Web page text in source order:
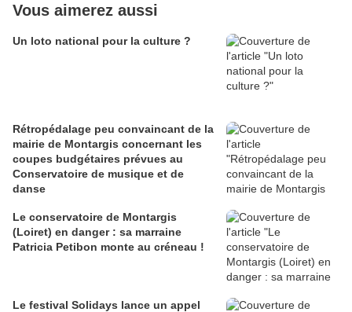
Vous aimerez aussi
Un loto national pour la culture ?
Rétropédalage peu convaincant de la
mairie de Montargis concernant les
coupes budgétaires prévues au
Conservatoire de musique et de
danse
Le conservatoire de Montargis
(Loiret) en danger : sa marraine
Patricia Petibon monte au créneau !
Le festival Solidays lance un appel